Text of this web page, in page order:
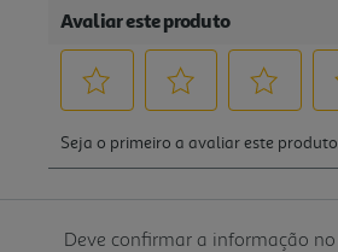
Deve confirmar a informação